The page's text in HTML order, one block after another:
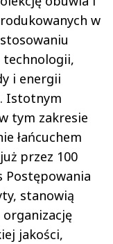
w
technologii,
i energii
Istotnym
tym zakresie
łańcuchem
przez 100
Postępowania
stanowią
jakości,